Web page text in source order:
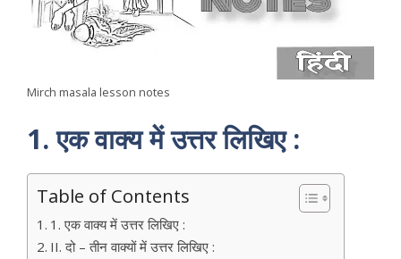
Mirch masala lesson notes
1. एक वाक्य में उत्तर लिखिए :
Table of Contents
1. एक वाक्य में उत्तर लिखिए :
II. दो – तीन वाक्यों में उत्तर लिखिए :